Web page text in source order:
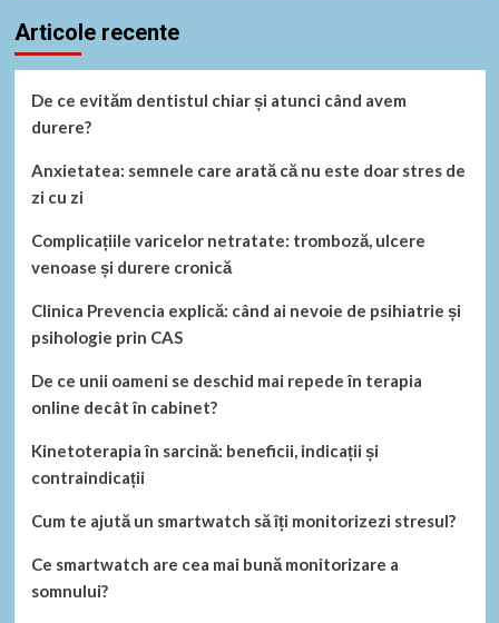
Articole recente
De ce evităm dentistul chiar și atunci când avem
durere?
Anxietatea: semnele care arată că nu este doar stres de
zi cu zi
Complicațiile varicelor netratate: tromboză, ulcere
venoase și durere cronică
Clinica Prevencia explică: când ai nevoie de psihiatrie și
psihologie prin CAS
De ce unii oameni se deschid mai repede în terapia
online decât în cabinet?
Kinetoterapia în sarcină: beneficii, indicații și
contraindicații
Cum te ajută un smartwatch să îți monitorizezi stresul?
Ce smartwatch are cea mai bună monitorizare a
somnului?